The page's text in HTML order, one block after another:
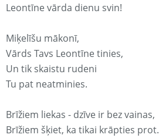
Leontīne vārda dienu svin!
Miķelīšu mākonī,
Vārds Tavs Leontīne tinies,
Un tik skaistu rudeni
Tu pat neatminies.
Brīžiem liekas - dzīve ir bez vainas,
Brīžiem šķiet, ka tikai krāpties prot.